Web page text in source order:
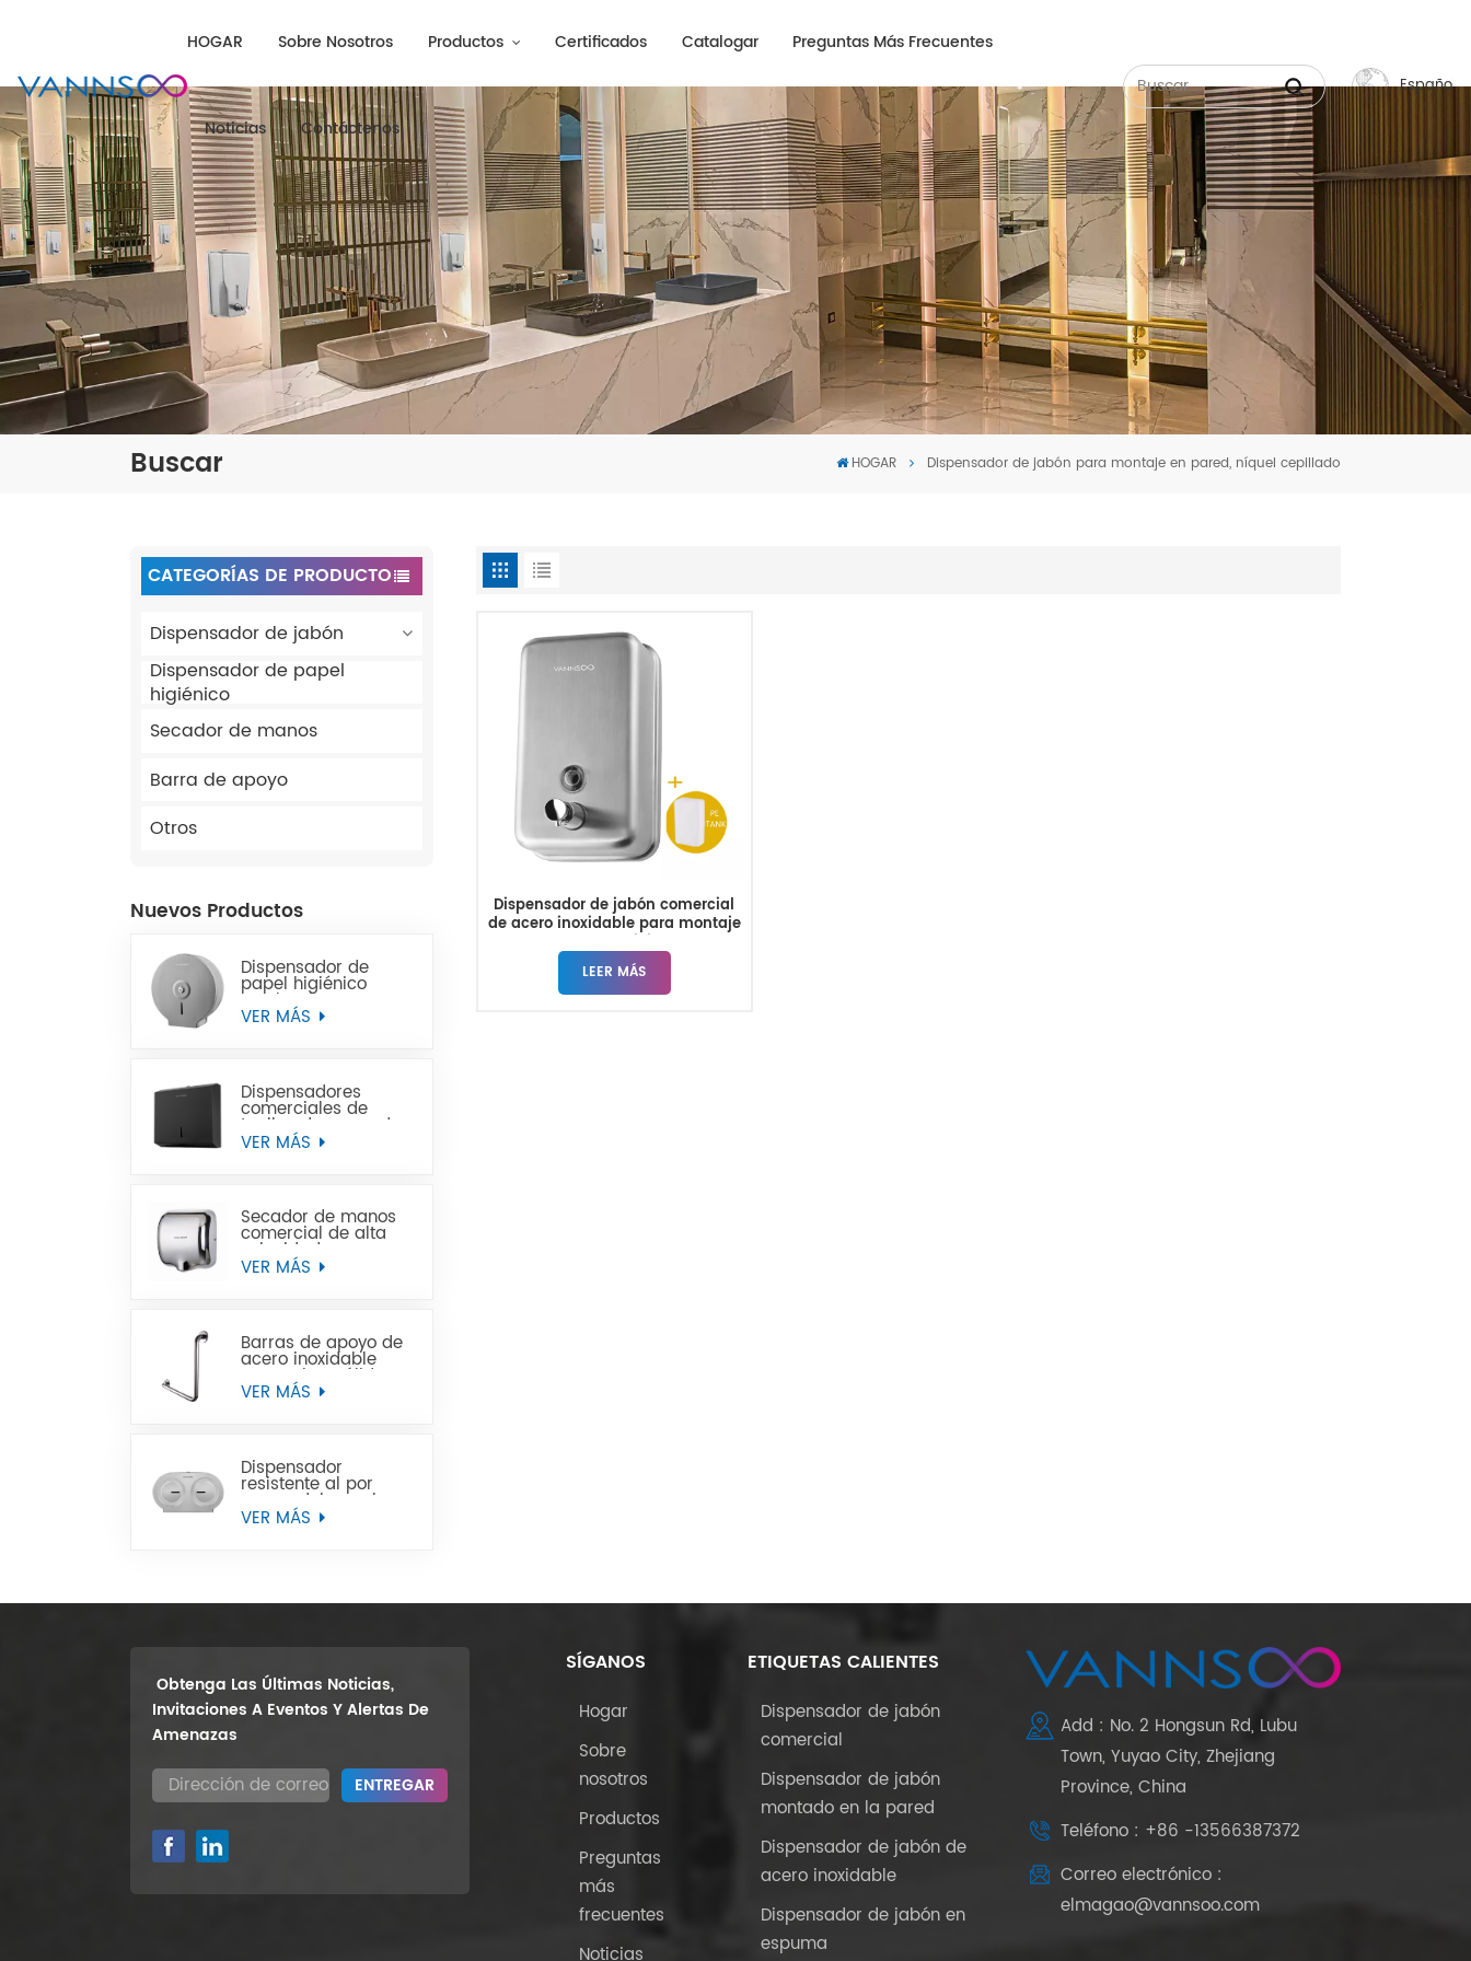
HOGAR Sobre Nosotros Productos Certificados Catalogar Preguntas Más Frecuentes
Noticias Contáctenos
Español
English
Русский
Español
中文
Buscar HOGAR Dispensador de jabón para montaje en pared, níquel cepillado
CATEGORÍAS DE PRODUCTO
Dispensador de jabón
Dispensador de papel
higiénico
Secador de manos
Barra de apoyo
Otros
Nuevos Productos
Dispensador de
papel higiénico
Jumbo de acero
inoxidable para
VER MÁS
Dispensadores
comerciales de
toallas de mano de
papel negro de
VER MÁS
Secador de manos
comercial de alta
velocidad para
baños
VER MÁS
Barras de apoyo de
acero inoxidable
para minusválidos
VER MÁS
Dispensador
resistente al por
mayor del papel
higiénico del rollo
VER MÁS
Dispensador de jabón comercial
de acero inoxidable para montaje
LEER MÁS
Obtenga Las Últimas Noticias,
Invitaciones A Eventos Y Alertas De
Amenazas
SÍGANOS
Hogar
Sobre
nosotros
Productos
Preguntas
más
frecuentes
Noticias
ETIQUETAS CALIENTES
Dispensador de jabón
comercial
Dispensador de jabón
montado en la pared
Dispensador de jabón de
acero inoxidable
Dispensador de jabón en
espuma
Add : No. 2 Hongsun Rd, Lubu
Town, Yuyao City, Zhejiang
Province, China
Teléfono : +86 -13566387372
Correo electrónico :
elmagao@vannsoo.com